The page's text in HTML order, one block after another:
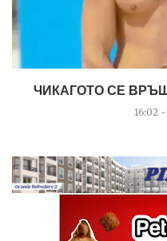
ЧИКАГОТО СЕ
16:02